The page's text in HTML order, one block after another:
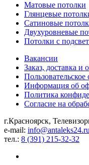
Матовые потолки
Глянцевые
Сатиновые
Двухуровневые
Потолки с
Вакансии
Заказ, доставка и
Пользовательское
Информация об
Политика
Согласие на
г.Красноярск,
e-mail: info@antaleks24.ru
тел.: 8 (391) 215-32-32